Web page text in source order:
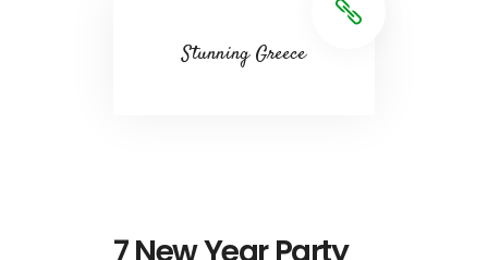
Stunning Greece